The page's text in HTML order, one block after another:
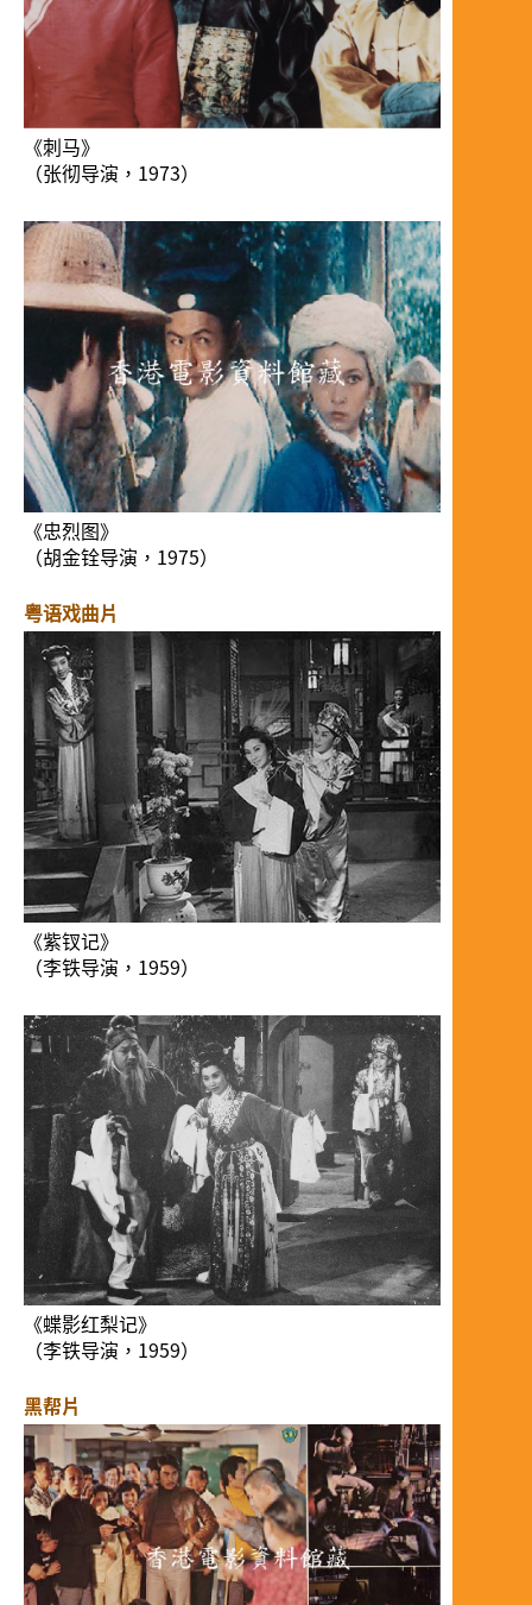
《刺马》
（张彻导演，1973）
《忠烈图》
（胡金铨导演，1975）
粤语戏曲片
《紫钗记》
（李铁导演，1959）
《蝶影红梨记》
（李铁导演，1959）
黑帮片